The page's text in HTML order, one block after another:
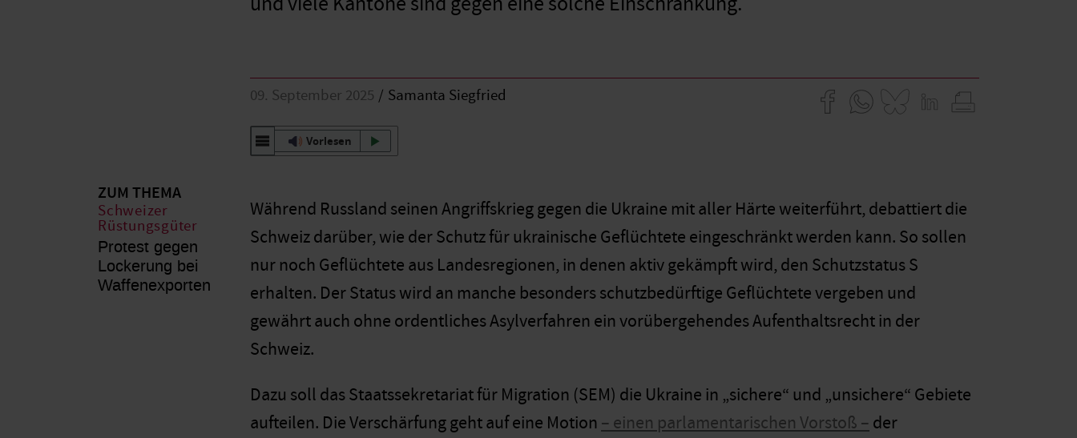
ZUM THEMA
Schweizer
Rüstungsgüter
Protest gegen
Lockerung bei
Waffenexporten
09. September 2025 Samanta Siegfried
Vorlesen
Während Russland seinen Angriffskrieg gegen die Ukraine mit aller Härte weiterführt, debattiert die
Schweiz darüber, wie der Schutz für ukrainische Geflüchtete eingeschränkt werden kann. So sollen
nur noch Geflüchtete aus Landesregionen, in denen aktiv gekämpft wird, den Schutzstatus S
erhalten. Der Status wird an manche besonders schutzbedürftige Geflüchtete vergeben und
gewährt auch ohne ordentliches Asylverfahren ein vorübergehendes Aufenthaltsrecht in der
Schweiz.
Dazu soll das Staatssekretariat für Migration (SEM) die Ukraine in „sichere“ und „unsichere“ Gebiete
aufteilen. Die Verschärfung geht auf eine Motion – einen parlamentarischen Vorstoß – der